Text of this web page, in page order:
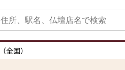
全国）